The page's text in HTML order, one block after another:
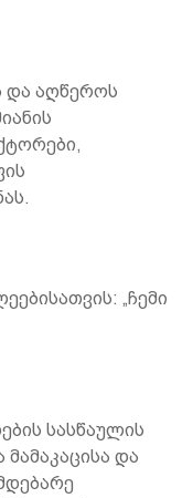
და აღწეროს
„ჩემი
სასწაულის
და